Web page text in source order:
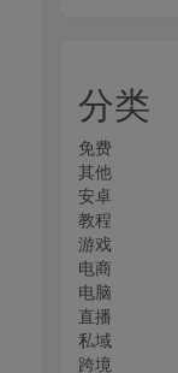
分类
免费
其他
安卓
教程
游戏
电商
电脑
直播
私域
跨境